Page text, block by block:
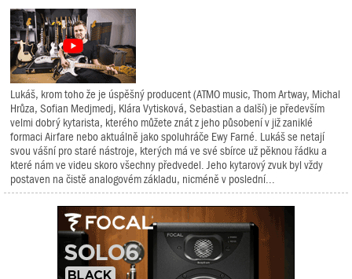
Lukáš, krom toho že je úspěšný producent (ATMO music, Thom Artway, Michal
Hrůza, Sofian Medjmedj, Klára Vytisková, Sebastian a další) je především
velmi dobrý kytarista, kterého můžete znát z jeho působení v již zaniklé
formaci Airfare nebo aktuálně jako spoluhráče Ewy Farné. Lukáš se netají
svou vášní pro staré nástroje, kterých má ve své sbírce už pěknou řádku a
které nám ve videu skoro všechny předvedel. Jeho kytarový zvuk byl vždy
postaven na čistě analogovém základu, nicméně v poslední...